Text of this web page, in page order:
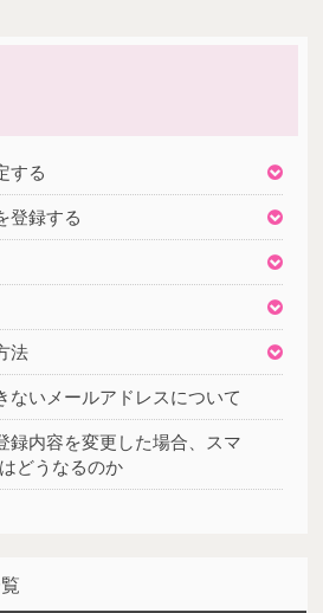
する
登録する
法
ないメールアドレスについて
録内容を変更した場合、スマ
どうなるのか